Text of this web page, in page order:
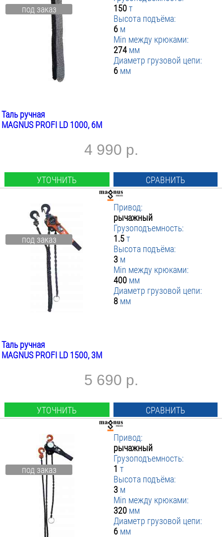
под заказ
150т
Высота подъёма:
6 м
Min между крюками:
274 мм
Диаметр грузовой цепи:
6 мм
Таль ручная
MAGNUS PROFI LD 1000, 6М
4 990 р.
УТОЧНИТЬ СРАВНИТЬ
под заказ
Привод:
рычажный
Грузоподъемность:
1.5т
Высота подъёма:
3 м
Min между крюками:
400 мм
Диаметр грузовой цепи:
8 мм
Таль ручная
MAGNUS PROFI LD 1500, 3М
5 690 р.
УТОЧНИТЬ СРАВНИТЬ
под заказ
Привод:
рычажный
Грузоподъемность:
1 т
Высота подъёма:
3 м
Min между крюками:
320 мм
Диаметр грузовой цепи:
6 мм